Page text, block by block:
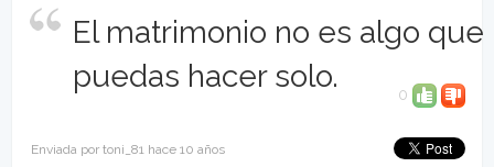
El matrimonio no es algo que
puedas hacer solo.
0
Enviada por toni_81 hace 10 años